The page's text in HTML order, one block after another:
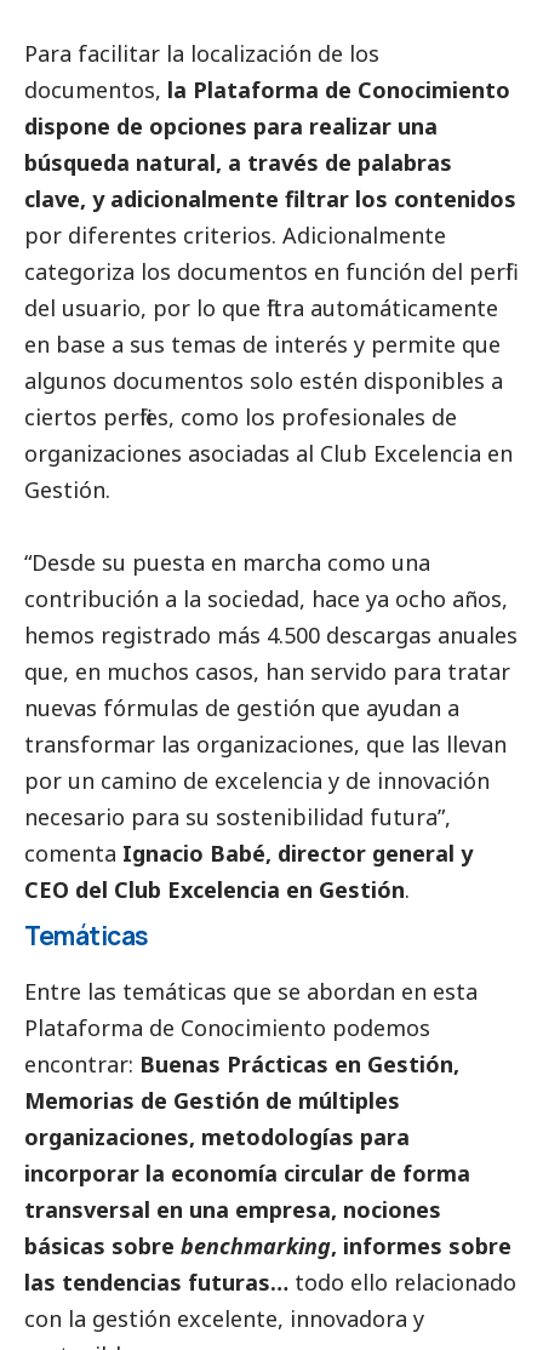
Para facilitar la localización de los
documentos, la Plataforma de Conocimiento
dispone de opciones para realizar una
búsqueda natural, a través de palabras
clave, y adicionalmente filtrar los contenidos
por diferentes criterios. Adicionalmente
categoriza los documentos en función del perfil
del usuario, por lo que filtra automáticamente
en base a sus temas de interés y permite que
algunos documentos solo estén disponibles a
ciertos perfiles, como los profesionales de
organizaciones asociadas al Club Excelencia en
Gestión.
“Desde su puesta en marcha como una
contribución a la sociedad, hace ya ocho años,
hemos registrado más 4.500 descargas anuales
que, en muchos casos, han servido para tratar
nuevas fórmulas de gestión que ayudan a
transformar las organizaciones, que las llevan
por un camino de excelencia y de innovación
necesario para su sostenibilidad futura”,
comenta Ignacio Babé, director general y
CEO del Club Excelencia en Gestión.
Temáticas
Entre las temáticas que se abordan en esta
Plataforma de Conocimiento podemos
encontrar: Buenas Prácticas en Gestión,
Memorias de Gestión de múltiples
organizaciones, metodologías para
incorporar la economía circular de forma
transversal en una empresa, nociones
básicas sobre benchmarking, informes sobre
las tendencias futuras… todo ello relacionado
con la gestión excelente, innovadora y